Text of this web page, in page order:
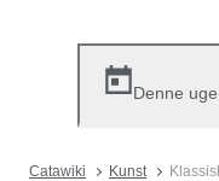
Denne uge
Catawiki Kunst